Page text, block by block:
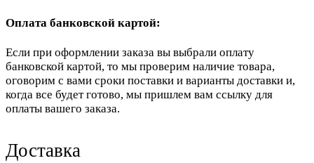
Оплата банковской картой:
Если при оформлении заказа вы выбрали оплату
банковской картой, то мы проверим наличие товара,
оговорим с вами сроки поставки и варианты доставки и,
когда все будет готово, мы пришлем вам ссылку для
оплаты вашего заказа.
Доставка